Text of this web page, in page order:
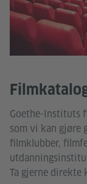
Goethe-Instituts
som vi kan gjøre
filmklubber,
Ta gjerne direkte